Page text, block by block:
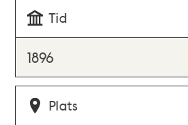
Tid
1896
Plats